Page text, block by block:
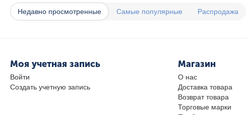
Недавно просмотренные Самые популярные Распродажа
Моя учетная запись
Войти
Создать учетную запись
Магазин
О нас
Доставка товара
Возврат товара
Торговые марки